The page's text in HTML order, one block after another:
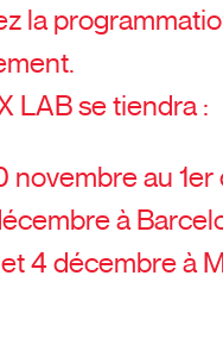
la
LAB se tiendra :
novembre au
à
4 décembre à